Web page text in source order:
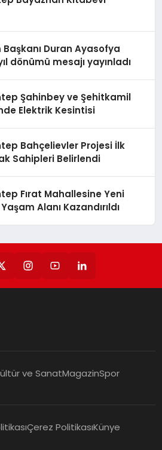
Başkanı Duran Ayasofya
dönümü mesajı yayınladı
Şahinbey ve Şehitkamil
Elektrik Kesintisi
Bahçelievler Projesi İlk
Sahipleri Belirlendi
Fırat Mahallesine Yeni
Alanı Kazandırıldı
ve SanatMagazinSpor
Çerez PolitikasıKünye